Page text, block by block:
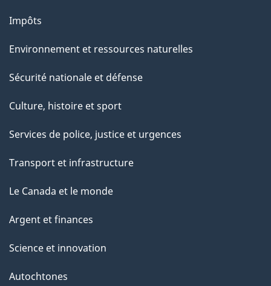
Impôts
Environnement et ressources naturelles
Sécurité nationale et défense
Culture, histoire et sport
Services de police, justice et urgences
Transport et infrastructure
Le Canada et le monde
Argent et finances
Science et innovation
Autochtones